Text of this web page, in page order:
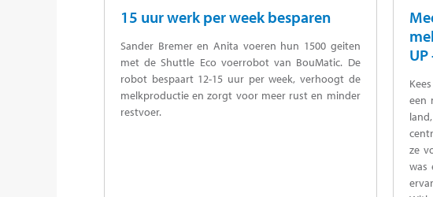
15 uur werk per week besparen
Sander Bremer en Anita voeren hun 1500 geiten
met de Shuttle Eco voerrobot van BouMatic. De
robot bespaart 12-15 uur per week, verhoogt de
melkproductie en zorgt voor meer rust en minder
restvoer.
UP
een
ze
was